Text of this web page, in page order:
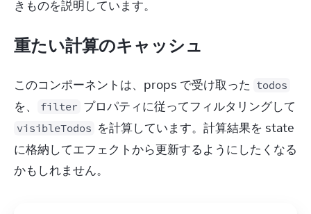
きものを説明しています。
重たい計算のキャッシュ
このコンポーネントは、props で受け取った todos
を、 filter
visibleTodos を計算しています。計算結果を state
に格納してエフェクトから更新するようにしたくなる
かもしれません。